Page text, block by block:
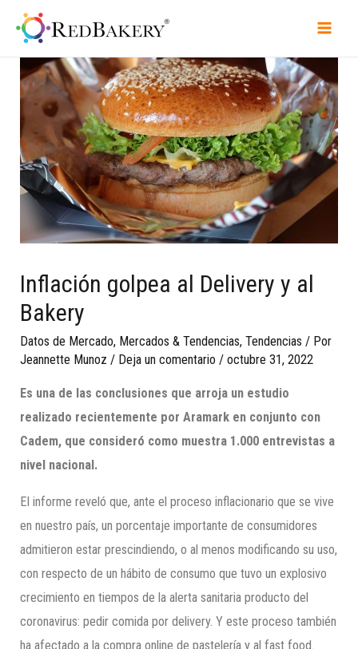
Inflación golpea al Delivery y al
Bakery
Datos de Mercado, Mercados & Tendencias,Tendencias / Por
Jeannette Munoz / Deja un comentario /octubre 31, 2022
Es una de las conclusiones que arroja un estudio
realizado recientemente por Aramark en conjunto con
Cadem, que consideró como muestra 1.000 entrevistas a
nivel nacional.
El informe reveló que, ante el proceso inflacionario que se vive
en nuestro país, un porcentaje importante de consumidores
admitieron estar prescindiendo, o al menos modificando su uso,
con respecto de un hábito de consumo que tuvo un explosivo
crecimiento en tiempos de la alerta sanitaria producto del
coronavirus: pedir comida por delivery. Y este proceso también
ha afectado a la compra online de pastelería y al fast food.